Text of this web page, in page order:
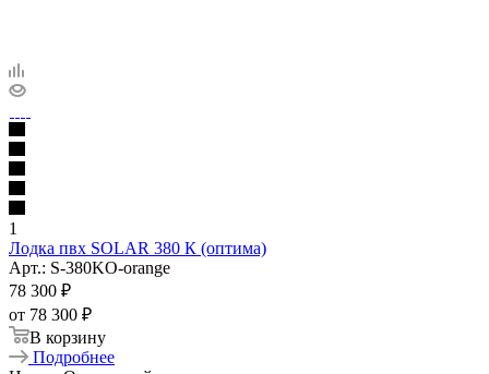
1
Лодка пвх SOLAR 380 К (оптима)
Арт.: S-380KO-orange
78 300 ₽
от 78 300 ₽
В корзину
Подробнее